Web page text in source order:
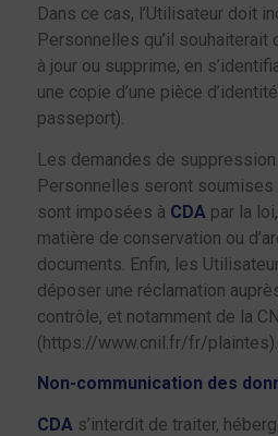
Dans ce cas, l’Utilisateur doit
Personnelles qu’il souhaiterait
à jour ou supprime, en
une copie d’une pièce
passeport).
Les demandes de
Personnelles seront soumises
sont imposées à CDA par la
matière de conservation ou
documents. Enfin, les
déposer une réclamation
contrôle, et notamment de la
(https://www.cnil.fr/fr/plaintes).
Non-communication des
CDA s’interdit de traiter,